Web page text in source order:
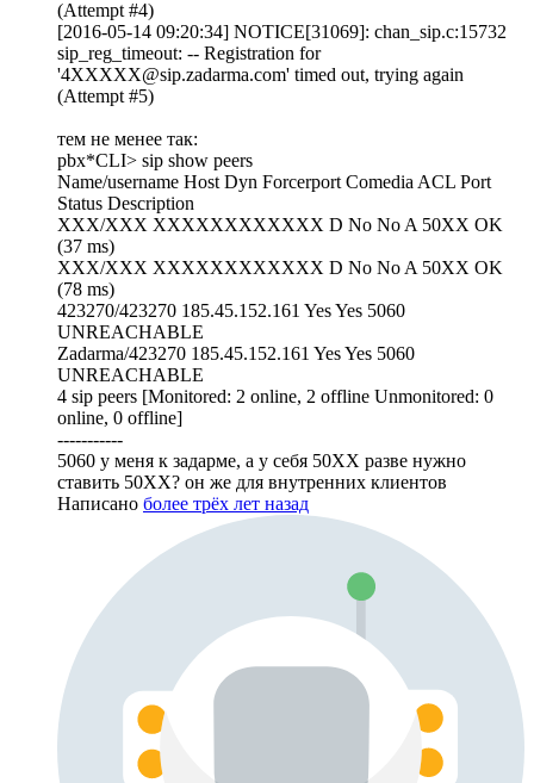
(Attempt #4)
[2016-05-14 09:20:34] NOTICE[31069]: chan_sip.c:15732
sip_reg_timeout: -- Registration for
'4XXXXX@sip.zadarma.com' timed out, trying again
(Attempt #5)
тем не менее так:
pbx*CLI> sip show peers
Name/username Host Dyn Forcerport Comedia ACL Port
Status Description
XXX/XXX XXXXXXXXXXXX D No No A 50XX OK
(37 ms)
XXX/XXX XXXXXXXXXXXX D No No A 50XX OK
(78 ms)
423270/423270 185.45.152.161 Yes Yes 5060
UNREACHABLE
Zadarma/423270 185.45.152.161 Yes Yes 5060
UNREACHABLE
4 sip peers [Monitored: 2 online, 2 offline Unmonitored: 0
online, 0 offline]
-----------
5060 у меня к задарме, а у себя 50XX разве нужно
ставить 50XX? он же для внутренних клиентов
Написано более трёх лет назад